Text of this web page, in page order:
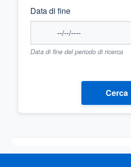
Data di fine
Data di fine del periodo di ricerca
Cerca